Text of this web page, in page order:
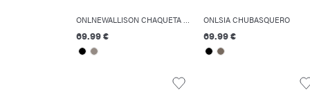
69.99 €
ONLSIA CHUBASQUERO
69.99 €